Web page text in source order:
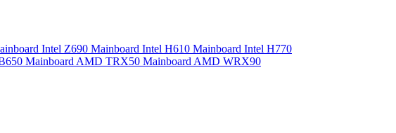
Intel Z690 Mainboard Intel H610 Mainboard Intel H770
Mainboard AMD TRX50 Mainboard AMD WRX90